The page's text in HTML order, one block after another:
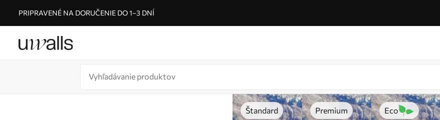
PRIPRAVENÉ NA DORUČENIE DO 1–3 DNÍ
Štandard Premium Eco